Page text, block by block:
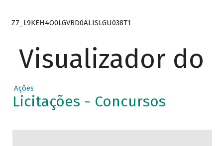
Z7_L9KEH4O0LGVBD0ALISLGU038T1
Visualizador do
Ações
Licitações - Concursos